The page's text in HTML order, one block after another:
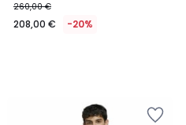
260,00 €
208,00 € -20%